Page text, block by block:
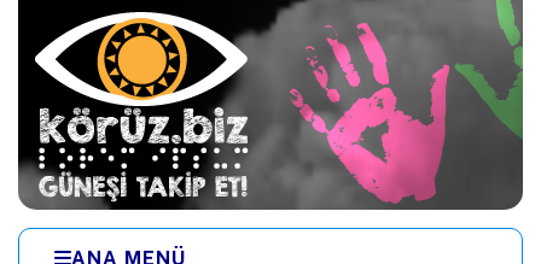
Ana içeriğe zıpla
ANA MENÜ